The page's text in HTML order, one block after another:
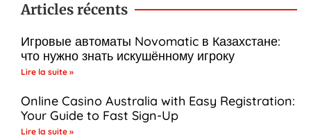
Articles récents
Игровые автоматы Novomatic в Казахстане:
что нужно знать искушённому игроку
Lire la suite »
Online Casino Australia with Easy Registration:
Your Guide to Fast Sign-Up
Lire la suite »